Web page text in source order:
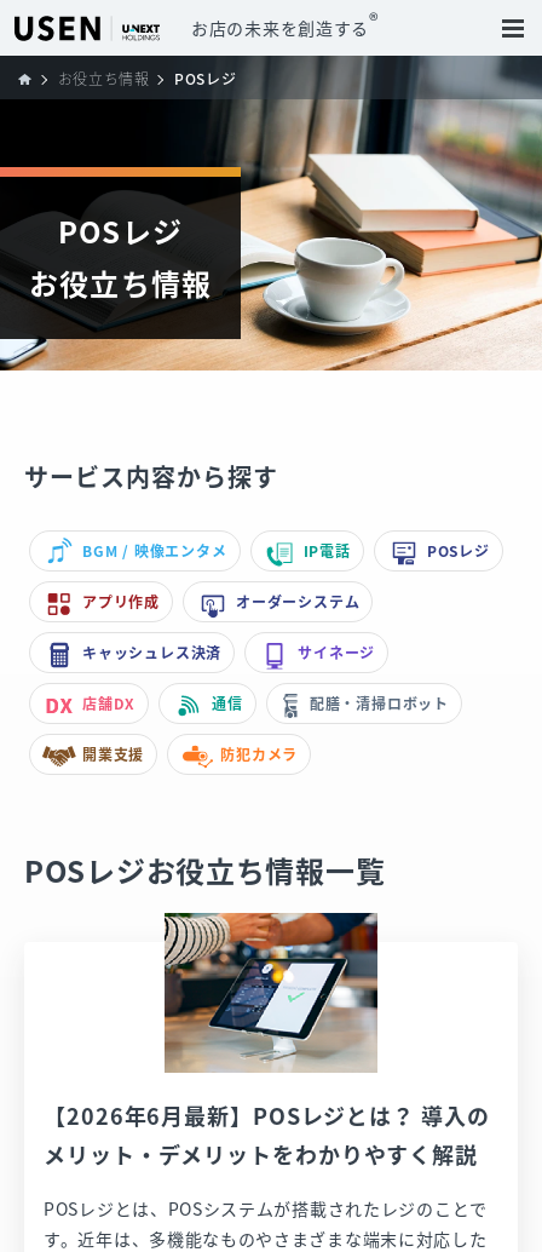
お店の未来を創造する®
お役立ち情報 POSレジ
POSレジ
お役立ち情報
サービス内容から探す
BGM / 映像エンタメ IP電話 POSレジ
アプリ作成 オーダーシステム
キャッシュレス決済 サイネージ
店舗DX 通信 配膳・清掃ロボット
開業支援 防犯カメラ
POSレジお役立ち情報一覧
【2026年6月最新】POSレジとは？ 導入の
メリット・デメリットをわかりやすく解説
POSレジとは、POSシステムが搭載されたレジのことで
す。近年は、多機能なものやさまざまな端末に対応した